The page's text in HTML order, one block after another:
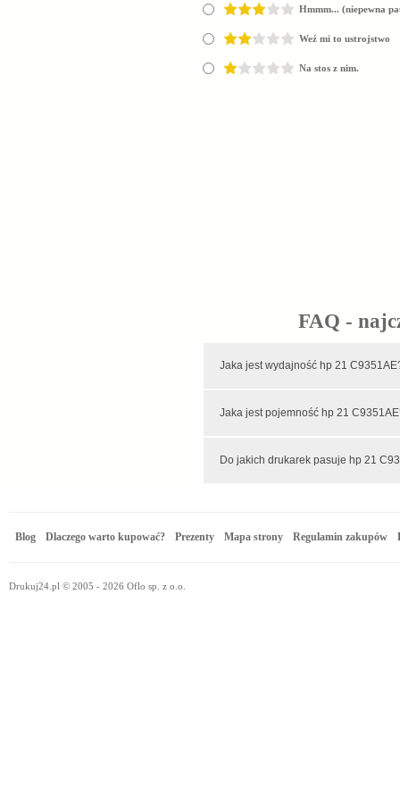
Hmmm... (niepewna
Weź mi to ustrojstwo
Na stos z nim.
FAQ -
Jaka jest wydajność hp 21
Jaka jest pojemność hp 21
Do jakich drukarek pasuje hp 21
Blog Dlaczego warto kupować? Prezenty Mapa strony Regulamin zakupów
Drukuj24.pl © 2005 - 2026 Oflo sp. z o.o.